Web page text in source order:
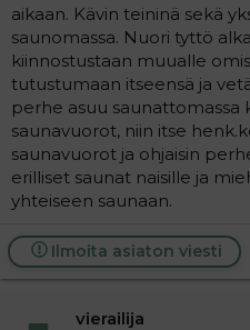
aikaan. Kävin teininä sekä
saunomassa. Nuori tyttö
kiinnostustaan muualle
tutustumaan itseensä ja
perhe asuu saunattomassa
saunavuorot, niin itse
saunavuorot ja ohjaisin
erilliset saunat naisille ja
yhteiseen saunaan.
Ilmoita asiaton viesti
vierailija